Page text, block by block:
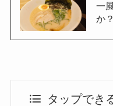
一
か
タップでき